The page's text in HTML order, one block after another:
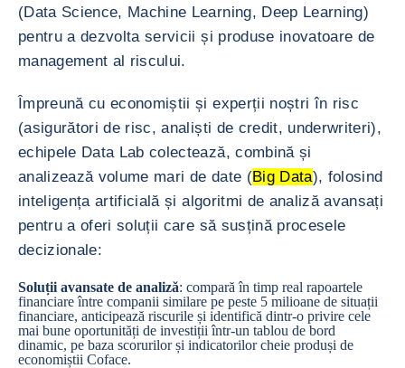
(Data Science, Machine Learning, Deep Learning)
pentru a dezvolta servicii și produse inovatoare de
management al riscului.
Împreună cu economiștii și experții noștri în risc
(asigurători de risc, analiști de credit, underwriteri),
echipele Data Lab colectează, combină și
analizează volume mari de date (Big Data), folosind
inteligența artificială și algoritmi de analiză avansați
pentru a oferi soluții care să susțină procesele
decizionale:
Soluții avansate de analiză: compară în timp real rapoartele
financiare între companii similare pe peste 5 milioane de situații
financiare, anticipează riscurile și identifică dintr-o privire cele
mai bune oportunități de investiții într-un tablou de bord
dinamic, pe baza scorurilor și indicatorilor cheie produși de
economiștii Coface.